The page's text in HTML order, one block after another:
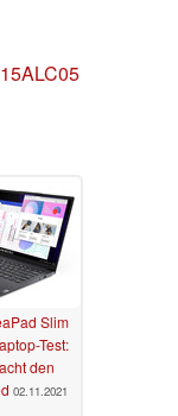
Slim
Test:
den
02.11.2021